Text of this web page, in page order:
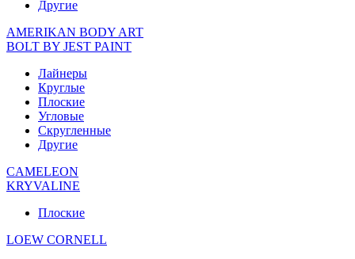
Другие
AMERIKAN BODY ART
BOLT BY JEST PAINT
Лайнеры
Круглые
Плоские
Угловые
Скругленные
Другие
CAMELEON
KRYVALINE
Плоские
LOEW CORNELL